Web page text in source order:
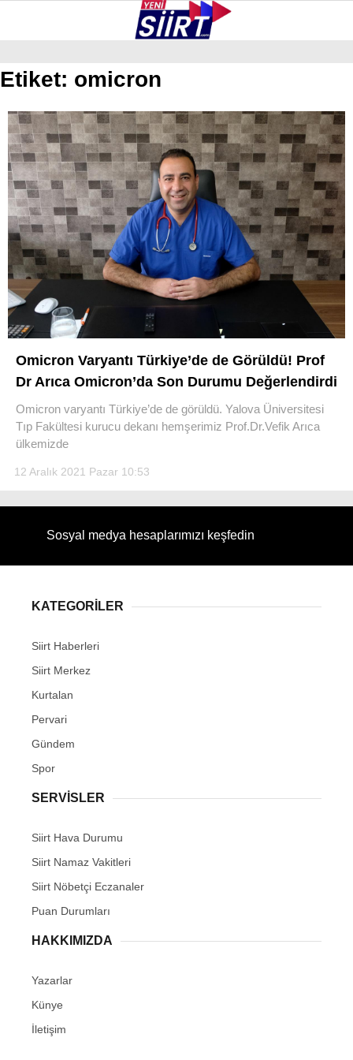
Facebook
GALERİ VİDEO YAZARLAR
KURTALAN
ERUH
BAYKAN
PERVARI
ŞIRVAN
TILLO
GÜNDEM
Etiket: omicron
Omicron Varyantı Türkiye’de de Görüldü! Prof
Dr Arıca Omicron’da Son Durumu Değerlendirdi
Omicron varyantı Türkiye’de de görüldü. Yalova Üniversitesi
Tıp Fakültesi kurucu dekanı hemşerimiz Prof.Dr.Vefik Arıca
ülkemizde
12 Aralık 2021 Pazar 10:53
Sosyal medya hesaplarımızı keşfedin
KATEGORİLER
Siirt Haberleri
Siirt Merkez
Kurtalan
Pervari
Gündem
Spor
SERVİSLER
Siirt Hava Durumu
Siirt Namaz Vakitleri
Siirt Nöbetçi Eczanaler
Puan Durumları
HAKKIMIZDA
Yazarlar
Künye
İletişim